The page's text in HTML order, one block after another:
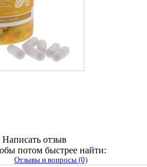
Написать отзыв
потом быстрее найти:
Отзывы и вопросы (0)